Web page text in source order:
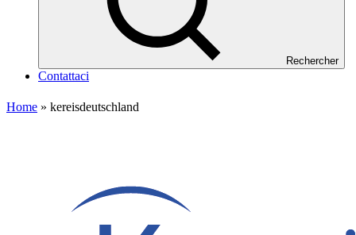
Rechercher
Contattaci
Home » kereisdeutschland